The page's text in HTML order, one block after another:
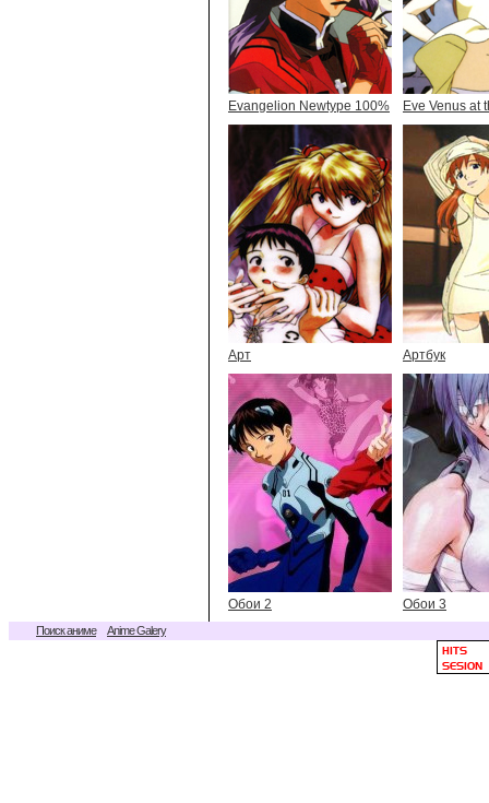
Evangelion Newtype 100% Eve Venus at
Арт Артбук
Обои 2 Обои 3
Поиск аниме Anime Galery